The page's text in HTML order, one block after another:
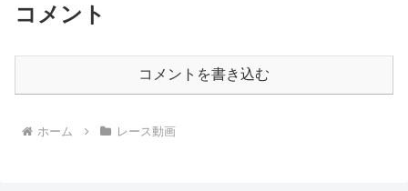
コメント
コメントを書き込む
ホーム レース動画